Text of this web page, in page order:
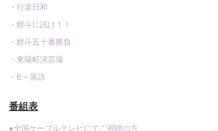
・行楽日和
・鯉斗に訊け！！
・鯉斗五十番勝負
・東陽町演芸場
・E～落語
番組表
●全国ケーブルテレビにてご視聴の方